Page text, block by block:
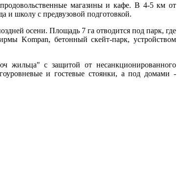
магазины и кафе. В 4-5 км от
и школу с предвузовой подготовкой.
осени. Площадь 7 га отводится под парк, где
Kompan, бетонный скейт-парк, устройством
жильца" с защитой от несанкционированного
и гостевые стоянки, а под домами -